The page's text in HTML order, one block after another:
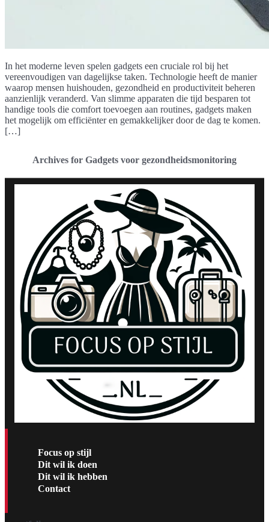
In het moderne leven spelen gadgets een cruciale rol bij het
vereenvoudigen van dagelijkse taken. Technologie heeft de manier
waarop mensen huishouden, gezondheid en productiviteit beheren
aanzienlijk veranderd. Van slimme apparaten die tijd besparen tot
handige tools die comfort toevoegen aan routines, gadgets maken
het mogelijk om efficiënter en gemakkelijker door de dag te komen.
[…]
Archives for Gadgets voor gezondheidsmonitoring
Focus op stijl
Dit wil ik doen
Dit wil ik hebben
Contact